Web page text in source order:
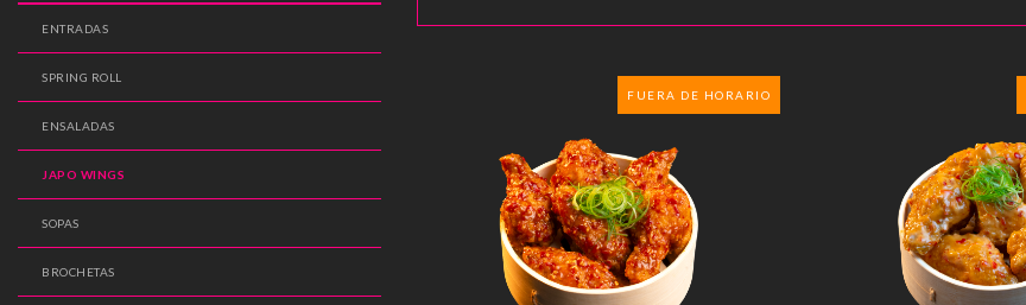
FUERA DE HORARIO
ENTRADAS
SPRING ROLL
ENSALADAS
JAPO WINGS
SOPAS
BROCHETAS